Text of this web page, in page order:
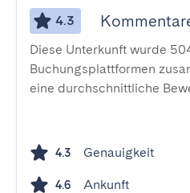
4.3
Diese Unterkunft wurde
Buchungsplattformen
eine durchschnittliche
4.3 Genauigkeit
4.6 Ankunft